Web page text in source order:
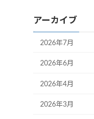
アーカイブ
2026年7月
2026年6月
2026年4月
2026年3月